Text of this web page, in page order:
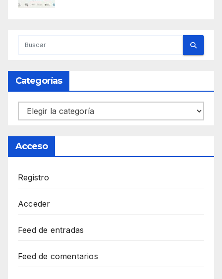
Categorías
Categorías
Acceso
Registro
Acceder
Feed de entradas
Feed de comentarios